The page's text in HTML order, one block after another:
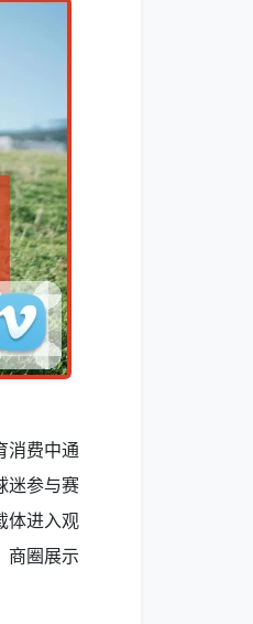
消费中通
迷参与赛
体进入观
商圈展示